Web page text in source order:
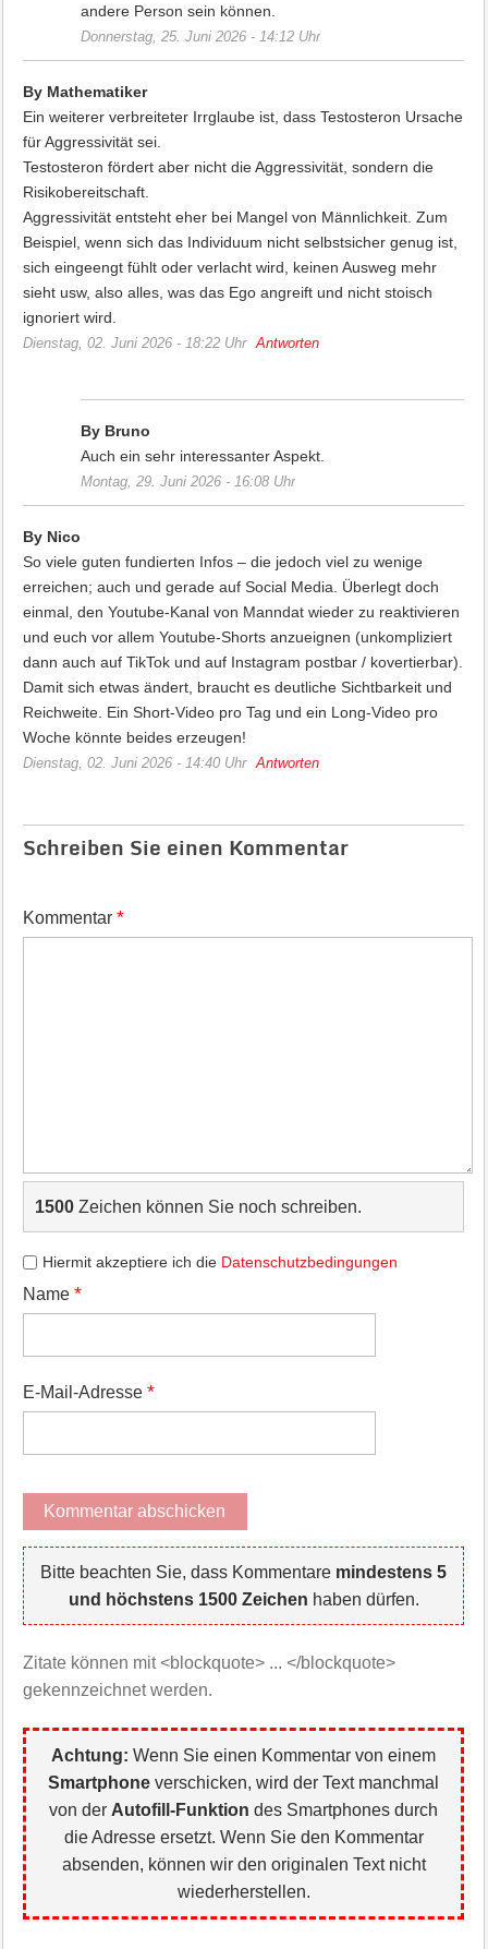
andere Person sein können.
Donnerstag, 25. Juni 2026 - 14:12 Uhr
By Mathematiker
Ein weiterer verbreiteter Irrglaube ist, dass Testosteron Ursache
für Aggressivität sei.
Testosteron fördert aber nicht die Aggressivität, sondern die
Risikobereitschaft.
Aggressivität entsteht eher bei Mangel von Männlichkeit. Zum
Beispiel, wenn sich das Individuum nicht selbstsicher genug ist,
sich eingeengt fühlt oder verlacht wird, keinen Ausweg mehr
sieht usw, also alles, was das Ego angreift und nicht stoisch
ignoriert wird.
Dienstag, 02. Juni 2026 - 18:22 Uhr Antworten
By Bruno
Auch ein sehr interessanter Aspekt.
Montag, 29. Juni 2026 - 16:08 Uhr
By Nico
So viele guten fundierten Infos – die jedoch viel zu wenige
erreichen; auch und gerade auf Social Media. Überlegt doch
einmal, den Youtube-Kanal von Manndat wieder zu reaktivieren
und euch vor allem Youtube-Shorts anzueignen (unkompliziert
dann auch auf TikTok und auf Instagram postbar / kovertierbar).
Damit sich etwas ändert, braucht es deutliche Sichtbarkeit und
Reichweite. Ein Short-Video pro Tag und ein Long-Video pro
Woche könnte beides erzeugen!
Dienstag, 02. Juni 2026 - 14:40 Uhr Antworten
Schreiben Sie einen Kommentar
Kommentar *
1500Zeichen können Sie noch schreiben.
Hiermit akzeptiere ich die Datenschutzbedingungen
Name *
E-Mail-Adresse *
Bitte beachten Sie, dass Kommentare mindestens 5
und höchstens 1500 Zeichen haben dürfen.
Zitate können mit <blockquote> ... </blockquote>
gekennzeichnet werden.
Achtung: Wenn Sie einen Kommentar von einem
Smartphone verschicken, wird der Text manchmal
von der Autofill-Funktion des Smartphones durch
die Adresse ersetzt. Wenn Sie den Kommentar
absenden, können wir den originalen Text nicht
wiederherstellen.